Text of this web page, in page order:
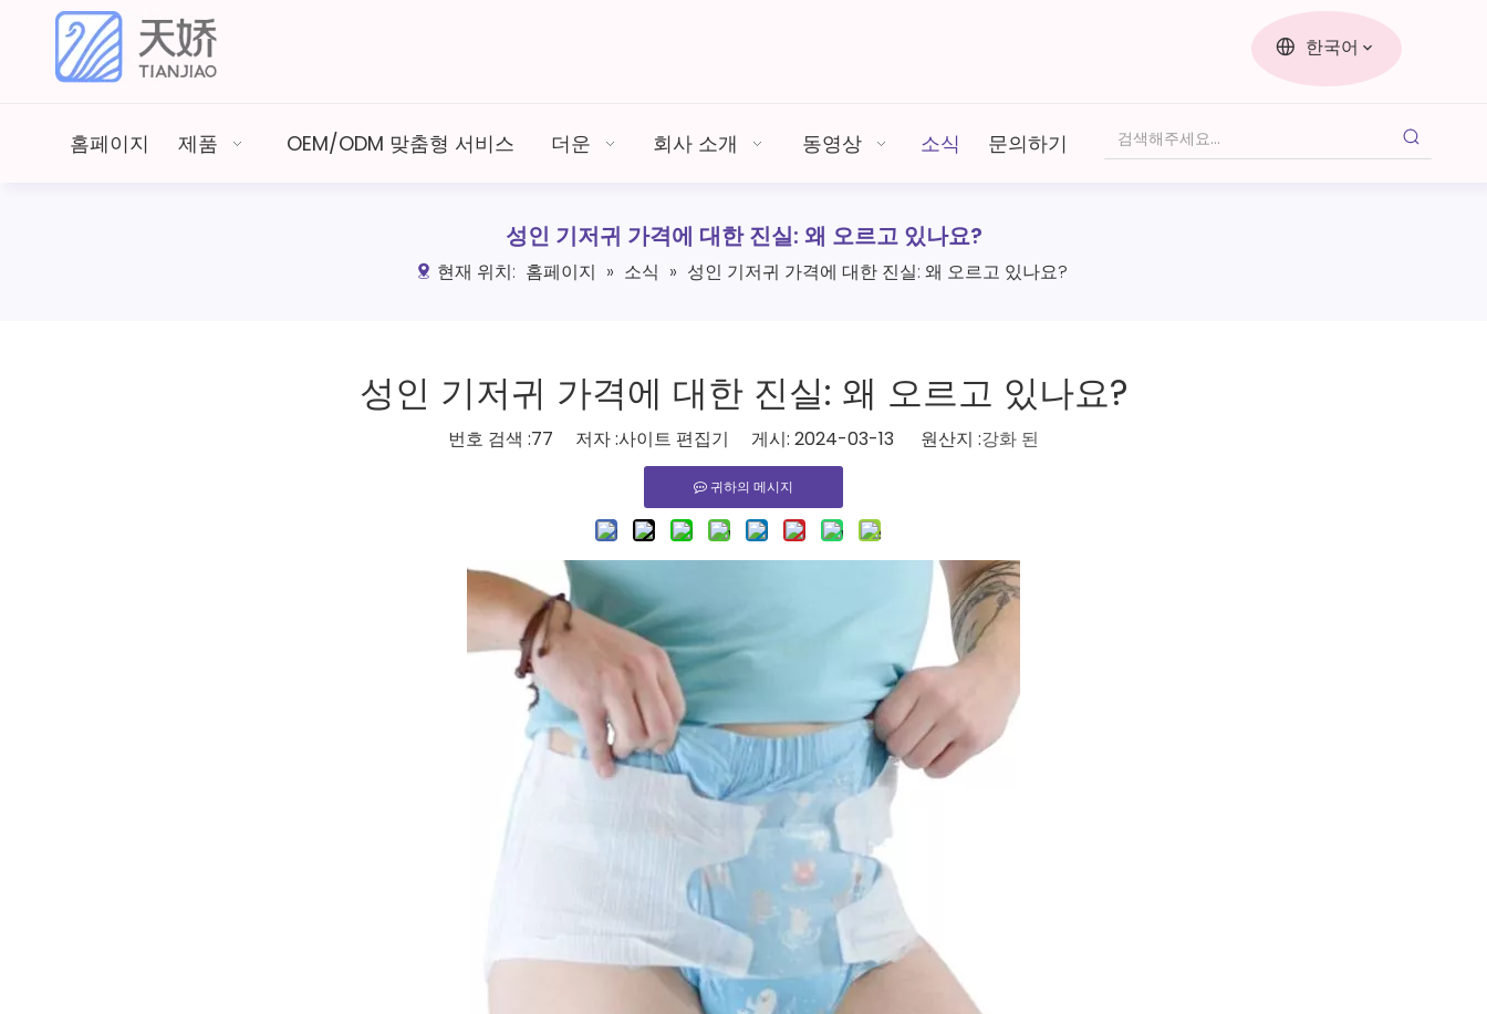
한국어
홈페이지 제품 OEM/ODM 맞춤형 서비스 더운 회사 소개 동영상 소식 문의하기
성인 기저귀 가격에 대한 진실: 왜 오르고 있나요?
현재 위치: 홈페이지 » 소식 » 성인 기저귀 가격에 대한 진실: 왜 오르고 있나요?
성인 기저귀 가격에 대한 진실: 왜 오르고 있나요?
번호 검색 :77 저자 :사이트 편집기 게시: 2024-03-13 원산지 :강화 된
귀하의 메시지